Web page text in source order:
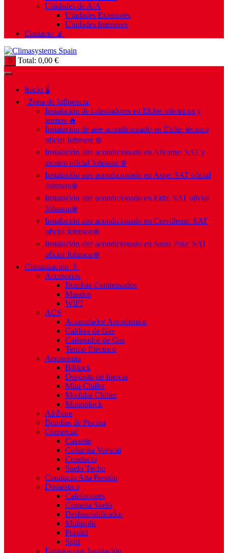
Unidades de A/A
Unidades Exteriores
Unidades Interiores
Contacto 📡
0 Total: 0,00 €
Inicio 🌡️
| Zona de Influencia |
Instalación de calentadores en Elche: eléctricos y
termos 🔥
Instalación de aire acondicionado en Elche: técnico
oficial Johnson ❄️
Instalación aire acondicionado en Alicante: SAT y
técnico oficial Johnson ❄️
Instalación aire acondicionado en Aspe: SAT oficial
Johnson❄️
Instalación aire acondicionado en Elda: SAT oficial
Johnson❄️
Instalación aire acondicionado en Crevillente: SAT
oficial Johnson❄️
Instalación aire acondicionado en Santa Pola: SAT
oficial Johnson❄️
Climatización 💧
Accesorios
Bombas Condensados
Mandos
WIFI
ACS
Acumulador Aerotérmico
Caldera de Gas
Calentador de Gas
Termo Eléctrico
Aerotermia
Biblock
Depósito de Inercia
Mini-Chiller
Modular Chiller
Monoblock
AirZone
Bombas de Piscina
Comercial
Cassette
Columna Vertical
Conducto
Suelo Techo
Conducto Alta Presión
Doméstico
Calefactores
Consola Suelo
Deshumidificador
Multisplit
Portátil
Split
Equipos con Instalación